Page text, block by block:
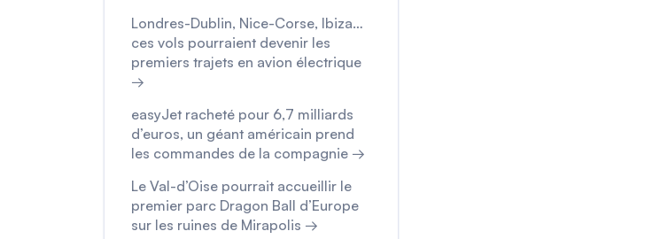
Londres-Dublin, Nice-Corse, Ibiza…
ces vols pourraient devenir les
premiers trajets en avion électrique
→
easyJet racheté pour 6,7 milliards
d’euros, un géant américain prend
les commandes de la compagnie →
Le Val-d’Oise pourrait accueillir le
premier parc Dragon Ball d’Europe
sur les ruines de Mirapolis →